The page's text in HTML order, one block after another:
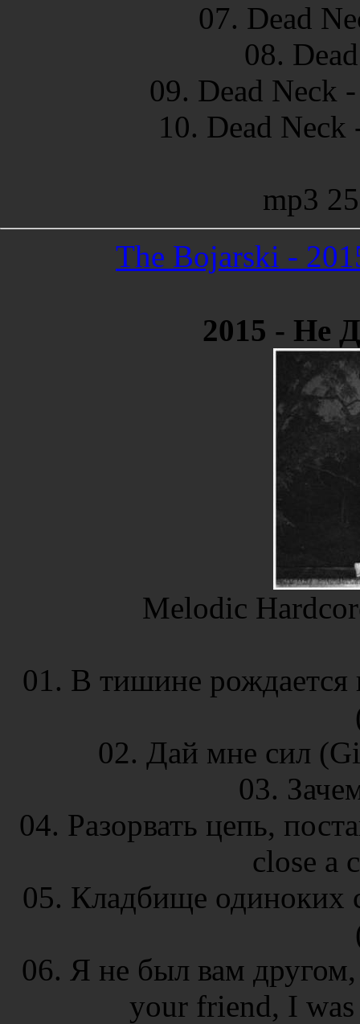
07. Dead
08.
09. Dead Neck
10. Dead
mp3
The Bojarski -
2015 - Не
Melodic
01. В тишине
02. Дай мне сил
03.
04. Разорвать цепь,
close a
05. Кладбище одиноких
06. Я не был вам
your friend, I